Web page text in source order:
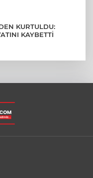
KURTULDU:
KAYBETTİ
OTOPARKI
AÇILIYOR